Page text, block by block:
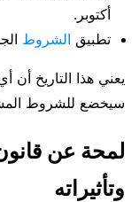
أكتوبر.
تطبيق الشروط
يعني هذا التاريخ
سيخضع للشروط
لمحة عن
وتأثيراته